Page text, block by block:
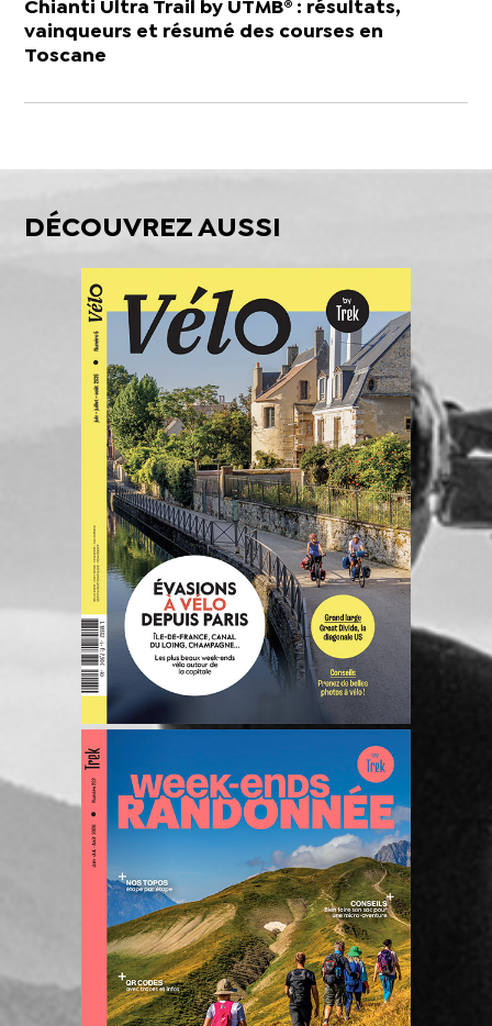
Chianti Ultra Trail by UTMB® : résultats,
vainqueurs et résumé des courses en
Toscane
DÉCOUVREZ AUSSI